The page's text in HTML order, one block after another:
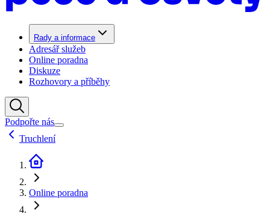
Rady a informace
Adresář služeb
Online poradna
Diskuze
Rozhovory a příběhy
Podpořte nás
Truchlení
Online poradna